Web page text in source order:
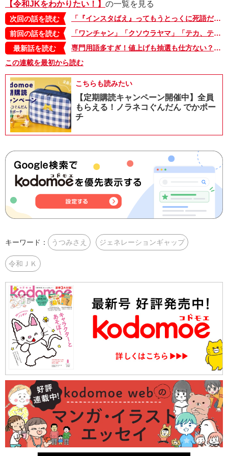
【令和JKをわかりたい！】 の一覧を見る
次回の話を読む
「『インスタばえ』ってもうとっくに死語だよ」。さらに「ばえない」も死語。じゃあ、今のトレンドって!?【令和ＪＫをわかりたい！・17】
前回の話を読む
「ワンチャン」「クソウラヤマ」「テカ、テカ」…何を言ってるかわからない娘のおしゃべり。分かり合うにはどうしたら？【令和ＪＫをわかりたい！・15】
最新話を読む
専門用語多すぎ！値上げも抽選も仕方ない？人気テーマパークがすごいことになってる話【令和ＪＫをわかりたい！・28】
この連載を最初から読む
こちらも読みたい
【定期購読キャンペーン開催中】全員
もらえる！ノラネコぐんだん でかポー
チ
キーワード： うつみさえ ジェネレーションギャップ
令和ＪＫ